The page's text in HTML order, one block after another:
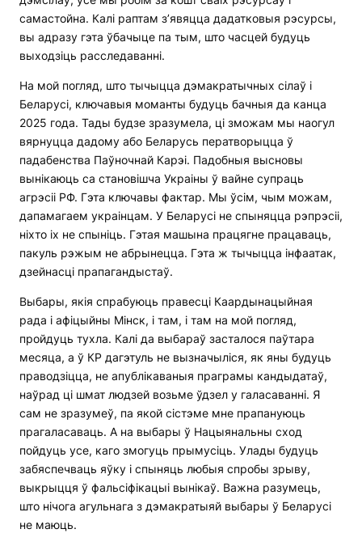
самастойна. Калі раптам з’явяцца дадатковыя рэсурсы,
вы адразу гэта ўбачыце па тым, што часцей будуць
выходзіць расследаванні.
На мой погляд, што тычыцца дэмакратычных сілаў і
Беларусі, ключавыя моманты будуць бачныя да канца
2025 года. Тады будзе зразумела, ці зможам мы наогул
вярнуцца дадому або Беларусь ператворыцца ў
падабенства Паўночнай Карэі. Падобныя высновы
вынікаюць са становішча Украіны ў вайне супраць
агрэсіі РФ. Гэта ключавы фактар. Мы ўсім, чым можам,
дапамагаем украінцам. У Беларусі не спыняцца рэпрэсіі,
ніхто іх не спыніць. Гэтая машына працягне працаваць,
пакуль рэжым не абрынецца. Гэта ж тычыцца інфаатак,
дзейнасці прапагандыстаў.
Выбары, якія спрабуюць правесці Каардынацыйная
рада і афіцыйны Мінск, і там, і там на мой погляд,
пройдуць тухла. Калі да выбараў засталося паўтара
месяца, а ў КР дагэтуль не вызначыліся, як яны будуць
праводзіцца, не апублікаваныя праграмы кандыдатаў,
наўрад ці шмат людзей возьме ўдзел у галасаванні. Я
сам не зразумеў, па якой сістэме мне прапануюць
прагаласаваць. А на выбары ў Нацыянальны сход
пойдуць усе, каго змогуць прымусіць. Улады будуць
забяспечваць яўку і спыняць любыя спробы зрыву,
выкрыцця ў фальсіфікацыі вынікаў. Важна разумець,
што нічога агульнага з дэмакратыяй выбары ў Беларусі
не маюць.